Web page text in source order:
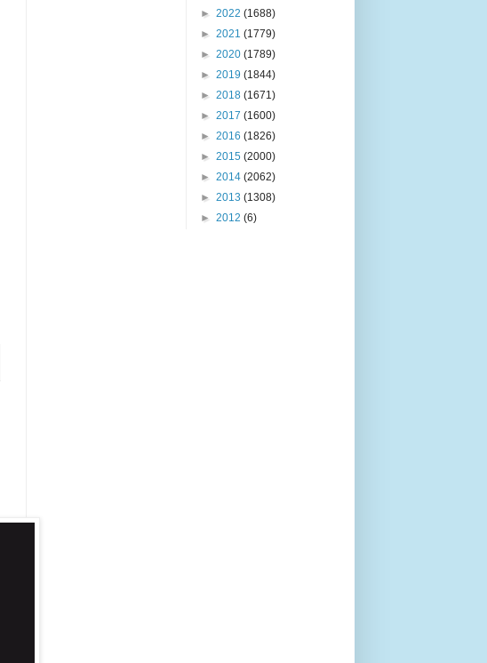
► 2022 (1688)
► 2021 (1779)
► 2020 (1789)
► 2019 (1844)
► 2018 (1671)
► 2017 (1600)
► 2016 (1826)
► 2015 (2000)
► 2014 (2062)
► 2013 (1308)
► 2012 (6)